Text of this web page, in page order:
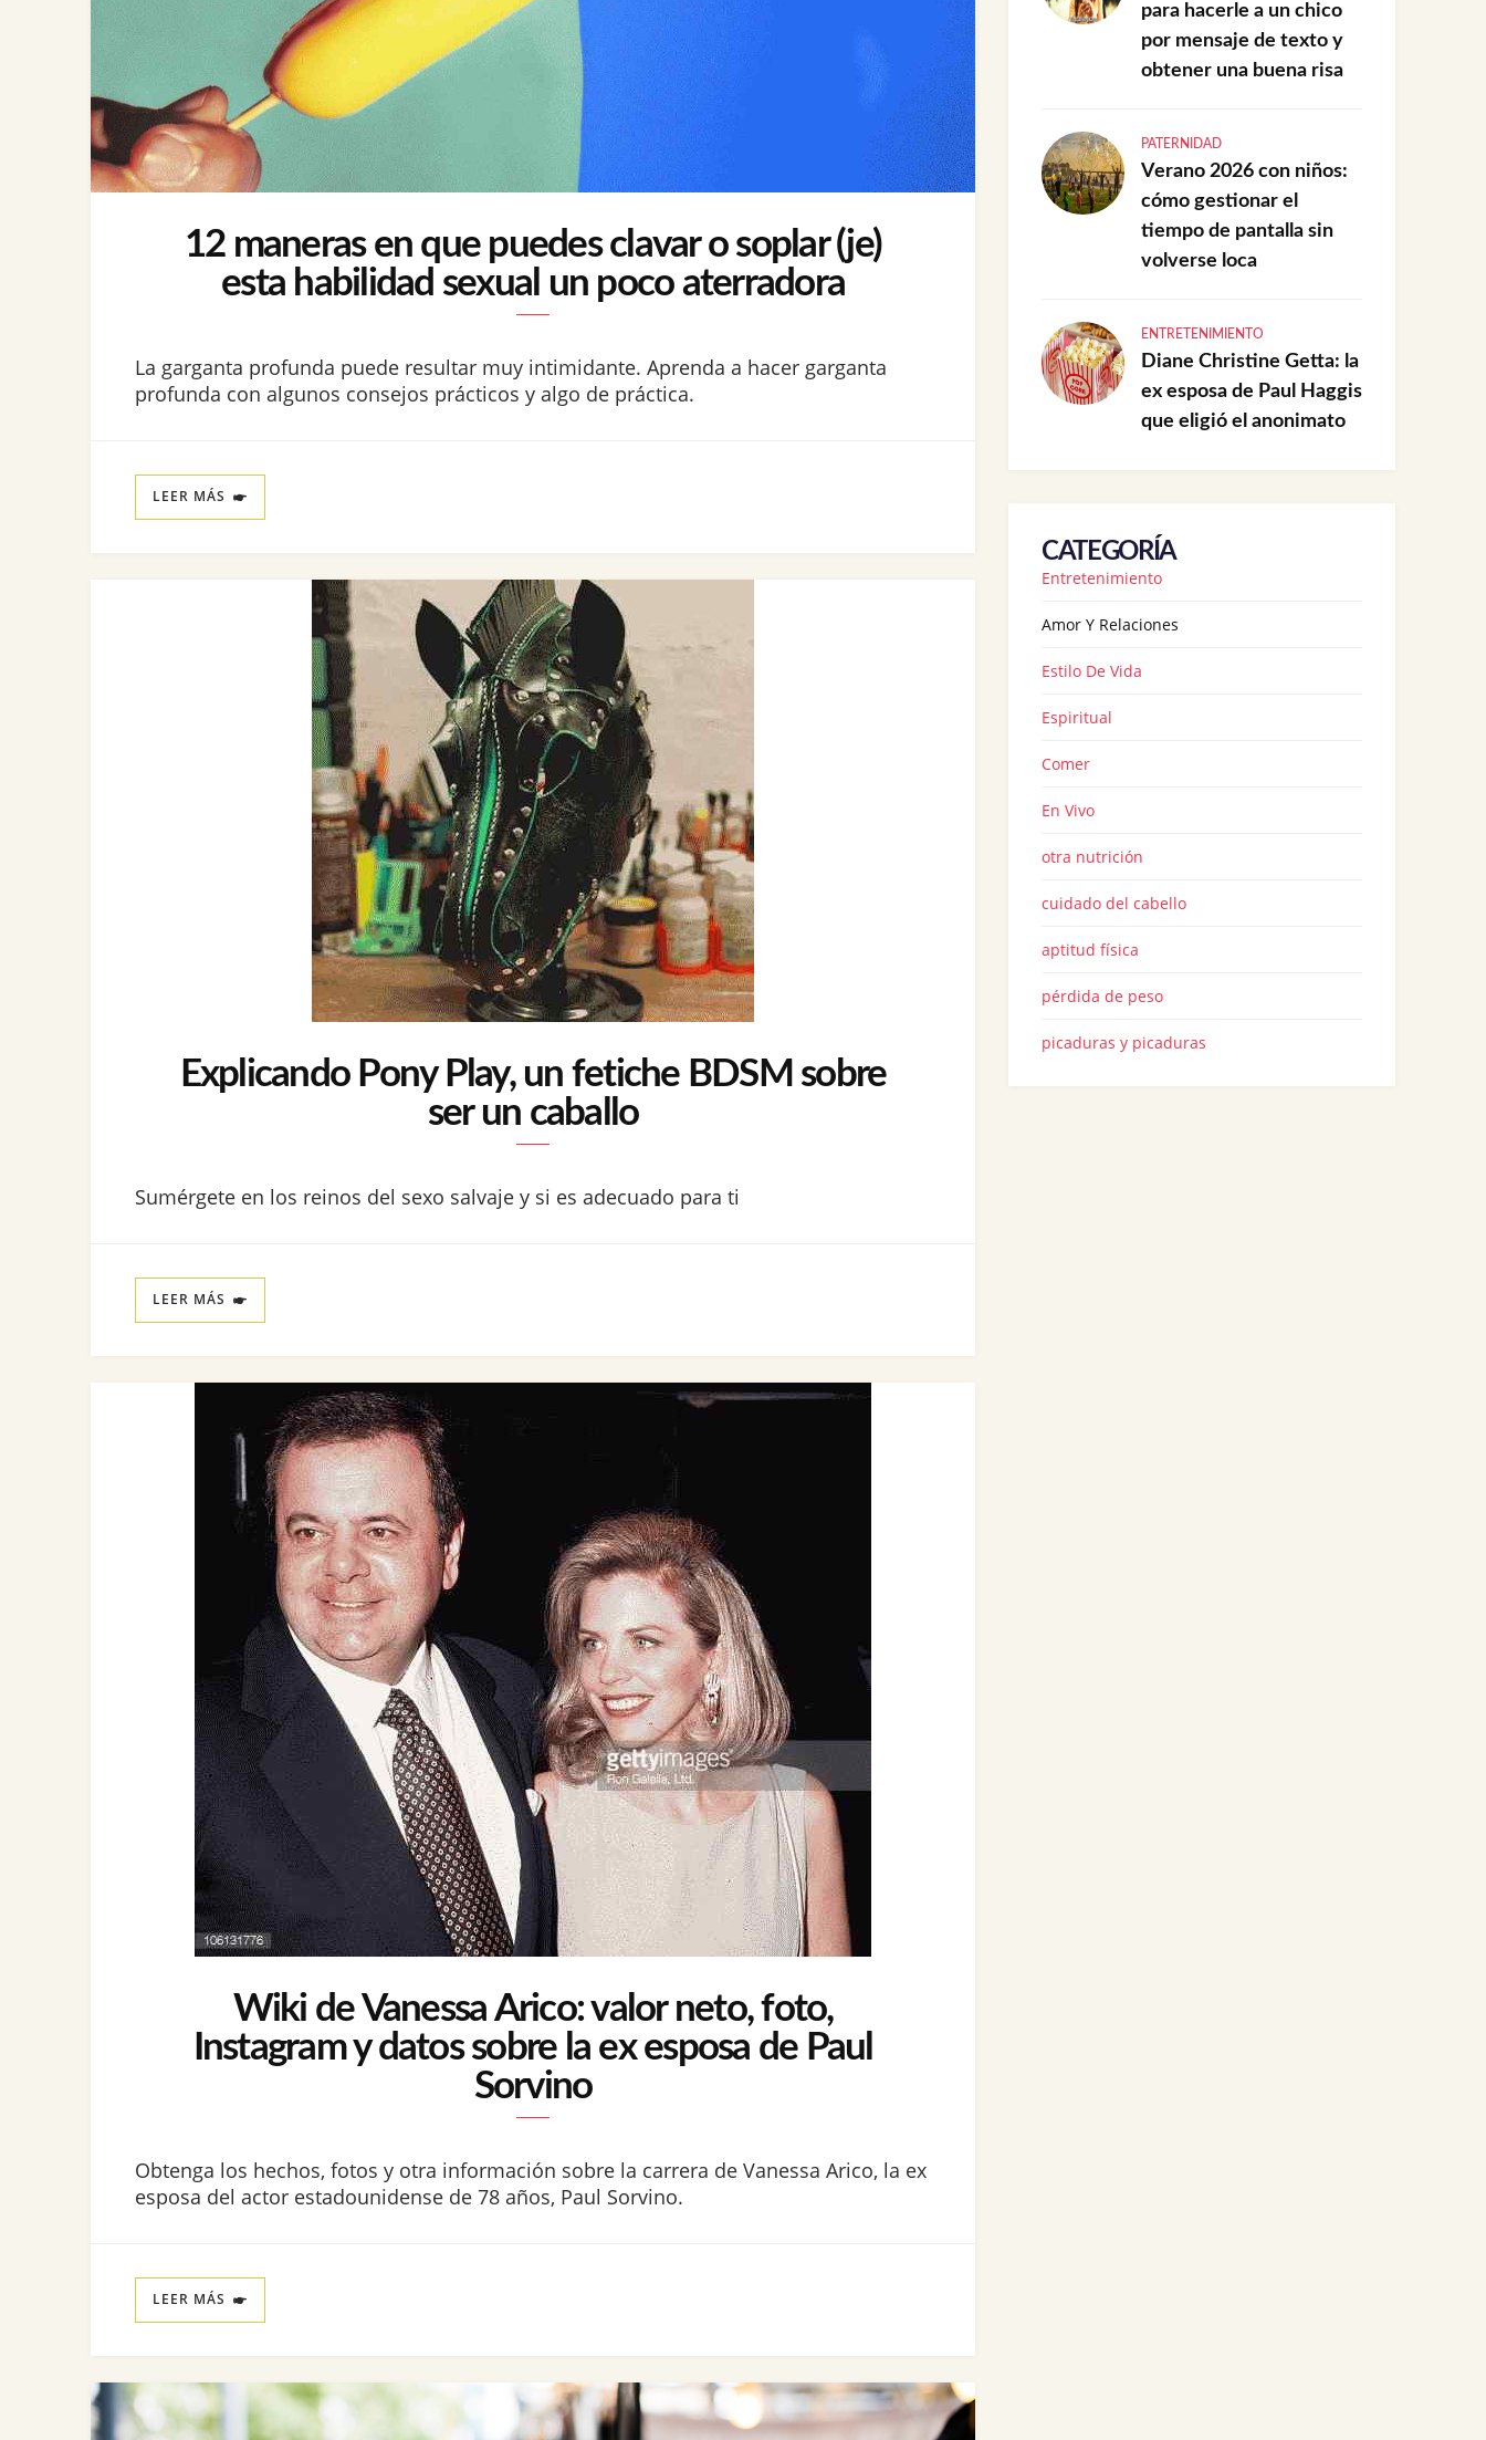
12 maneras en que puedes clavar o soplar (je)
esta habilidad sexual un poco aterradora
La garganta profunda puede resultar muy intimidante. Aprenda a hacer garganta
profunda con algunos consejos prácticos y algo de práctica.
LEER MÁS
Explicando Pony Play, un fetiche BDSM sobre
ser un caballo
Sumérgete en los reinos del sexo salvaje y si es adecuado para ti
LEER MÁS
Wiki de Vanessa Arico: valor neto, foto,
Instagram y datos sobre la ex esposa de Paul
Sorvino
Obtenga los hechos, fotos y otra información sobre la carrera de Vanessa Arico, la ex
esposa del actor estadounidense de 78 años, Paul Sorvino.
LEER MÁS
para hacerle a un chico
por mensaje de texto y
obtener una buena risa
PATERNIDAD
Verano 2026 con niños:
cómo gestionar el
tiempo de pantalla sin
volverse loca
ENTRETENIMIENTO
Diane Christine Getta: la
ex esposa de Paul Haggis
que eligió el anonimato
CATEGORÍA
Entretenimiento
Amor Y Relaciones
Estilo De Vida
Espiritual
Comer
En Vivo
otra nutrición
cuidado del cabello
aptitud física
pérdida de peso
picaduras y picaduras